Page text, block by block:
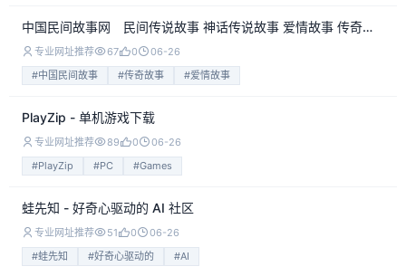
中国民间故事网 民间传说故事 神话传说故事 爱情故事 传奇故事 校园故事
专业网址推荐 67 0
06-26
#中国民间故事
#传奇故事 #爱情故事
PlayZip - 单机游戏下载
专业网址推荐 89 0
06-26
#PlayZip
#PC #Games
蛙先知 - 好奇心驱动的 AI 社区
专业网址推荐 51 0
06-26
#蛙先知
#好奇心驱动的 #AI